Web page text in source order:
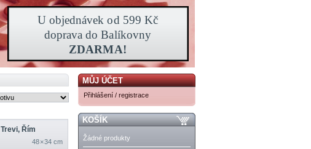
Řím
48 × 34 cm
MŮJ ÚČET
Přihlášení / registrace
KOŠÍK
Žádné produkty